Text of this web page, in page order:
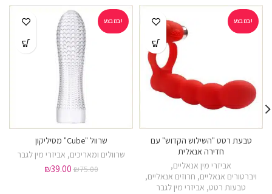
במבצע!
טבעת רטט "השילוש הקדוש" עם
חדירה אנאלית
אביזרי מין אנאליים,
ויברטורים אנאליים, חרוזים אנאליים,
טבעות רטט, אביזרי מין לגבר
במבצע!
שרוול "Cube" מסיליקון
שרוולים ומאריכים, אביזרי מין לגבר
₪75.00
₪39.00